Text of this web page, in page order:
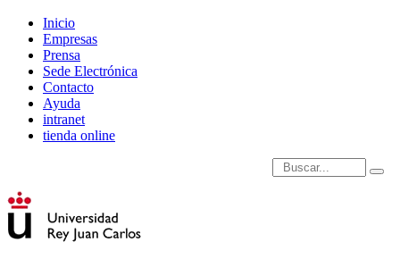
Inicio
Empresas
Prensa
Sede Electrónica
Contacto
Ayuda
intranet
tienda online
Introduce términos de